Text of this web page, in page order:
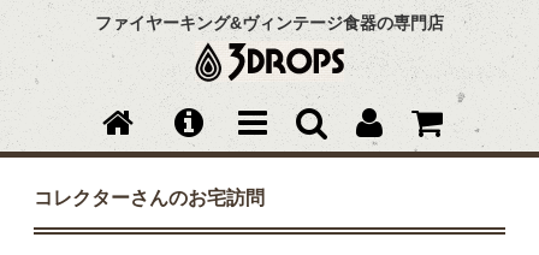
ファイヤーキング&ヴィンテージ食器の専門店
コレクターさんのお宅訪問